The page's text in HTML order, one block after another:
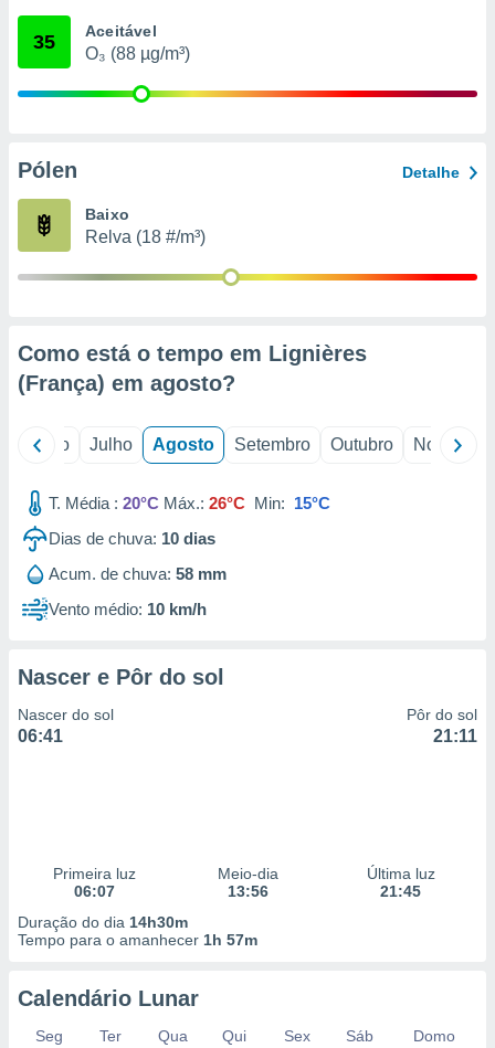
através
estudos
1199
35 Aceitável
O₃ (88 µg/m³)
Pólen Detalhe
Baixo
Relva (18 #/m³)
Como está o tempo em Lignières
(França) em agosto?
Junho Julho Agosto Setembro Outubro Novembro
T. Média : 20°C Máx.: 26°C Min: 15°C
Dias de chuva: 10 dias
Acum. de chuva: 58 mm
Vento médio: 10 km/h
Nascer e Pôr do sol
Nascer do sol
06:41
Pôr do sol
21:11
Primeira luz
06:07
Meio-dia
13:56
Última luz
21:45
Duração do dia 14h30m
Tempo para o amanhecer 1h 57m
Calendário Lunar
Seg Ter Qua Qui Sex Sáb
Domo